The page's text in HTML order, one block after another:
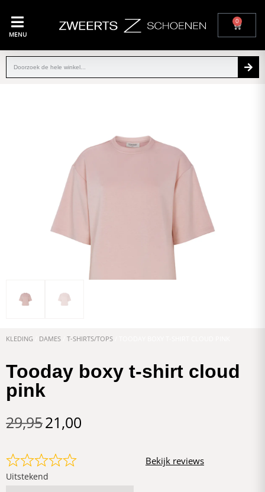
MENU
0
KLEDING DAMES T-SHIRTS/TOPS
Tooday boxy t-shirt cloud
pink
29,9521,00
Uitstekend
Bekijk reviews